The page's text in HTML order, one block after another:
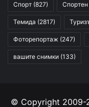
Спорт (827)
Темида (2817)
Фоторепортаж (247)
вашите снимки (133)
© Copyright 2009-